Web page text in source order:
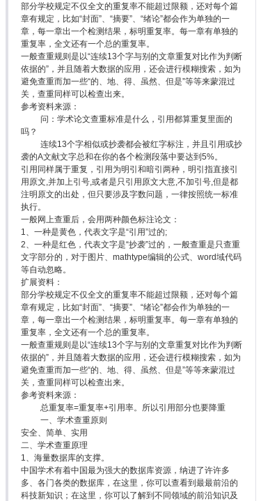
部分学校规定不仅全文的重复率不能超过限额，还对每个篇
章有规定，比如“封面”、“摘要”、“绪论”都会作为单独的一
章，每一章出一个检测结果，标明重复率。每一章有单独的
重复率，全文还有一个总的重复率。
一般查重规则是以“连续13个字与别的文章重复对比作为判断
依据的”，并且随着大数据的应用，还会进行模糊搜索，如为
避免查重而加一些“的、地、得、虽然、但是”等等来蒙混过
关，查重同样可以检查出来。
参考资料来源：
问：学术论文查重标准是什么，引用都算重复里面的
吗？
连续13个字相似或抄袭都会被红字标注，并且引用或抄
袭的A文献文字总和在你的各个检测段落中要达到5%。
引用同样属于重复，引用为明引和暗引两种，明引指直接引
用原文,并加上引号,或者是只引用原文大意,不加引号,但是都
注明原文的出处，但只要涉及字数问题，一律按照统一标准
执行。
一般网上查重后，会用两种颜色标注论文：
1、一种是黄色，代表文字是“引用”过的;
2、一种是红色，代表文字是“抄袭”过的，一般查重是只查重
文字部分的，对于图片、mathtype编辑的公式、word域代码
等自动忽略。
扩展资料：
部分学校规定不仅全文的重复率不能超过限额，还对每个篇
章有规定，比如“封面”、“摘要”、“绪论”都会作为单独的一
章，每一章出一个检测结果，标明重复率。每一章有单独的
重复率，全文还有一个总的重复率。
一般查重规则是以“连续13个字与别的文章重复对比作为判断
依据的”，并且随着大数据的应用，还会进行模糊搜索，如为
避免查重而加一些“的、地、得、虽然、但是”等等来蒙混过
关，查重同样可以检查出来。
参考资料来源：
总重复率=重复率+引用率。所以引用部分也要降重
一、学术查重原则
安全、简单、实用
二、学术查重原理
1、海量数据库的支撑。
中国学术有着中国最为强大的数据库资源，纳进了许许多
多、各门各类的数据库，在这里，你可以查看到最最前沿的
科技新知识；在这里，你可以了解到不同领域的前沿知识及